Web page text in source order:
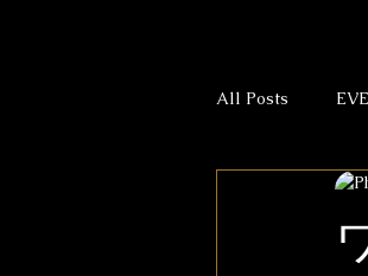
All Posts